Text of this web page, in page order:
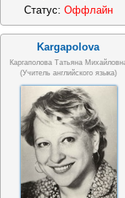
Статус: Оффлайн
Kargapolova
Каргаполова Татьяна
(учитель английского языка)